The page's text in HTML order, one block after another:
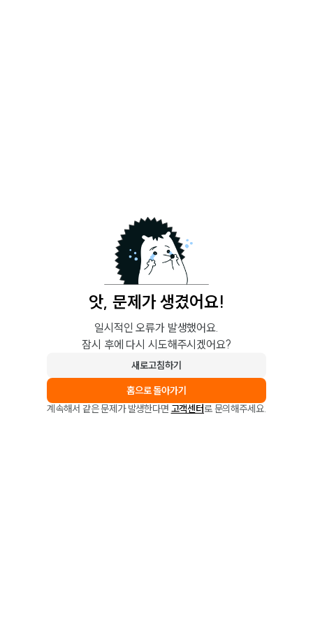
앗, 문제가 생겼어요!
일시적인 오류가 발생했어요.
잠시 후에 다시 시도해주시겠어요?
새로고침하기
홈으로 돌아가기
계속해서 같은 문제가 발생한다면 고객센터로 문의해주세요.